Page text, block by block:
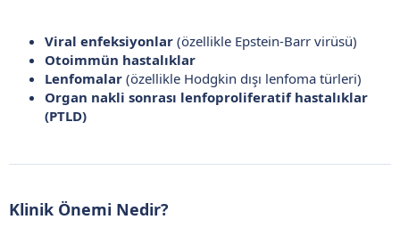
Viral enfeksiyonlar (özellikle Epstein-Barr virüsü)
Otoimmün hastalıklar
Lenfomalar (özellikle Hodgkin dışı lenfoma türleri)
Organ nakli sonrası lenfoproliferatif hastalıklar
(PTLD)
Klinik Önemi Nedir?​